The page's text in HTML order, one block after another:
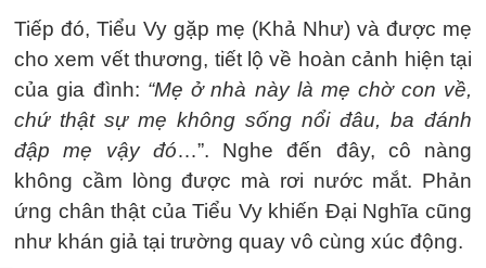
Tiếp đó, Tiểu Vy gặp mẹ (Khả Như) và được mẹ
cho xem vết thương, tiết lộ về hoàn cảnh hiện tại
của gia đình: “Mẹ ở nhà này là mẹ chờ con về,
chứ thật sự mẹ không sống nổi đâu, ba đánh
đập mẹ vậy đó…”. Nghe đến đây, cô nàng
không cầm lòng được mà rơi nước mắt. Phản
ứng chân thật của Tiểu Vy khiến Đại Nghĩa cũng
như khán giả tại trường quay vô cùng xúc động.